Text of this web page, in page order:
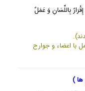
بِاللِّسَانِ وَ عَمَلٌ
با اعضاء و جوارح